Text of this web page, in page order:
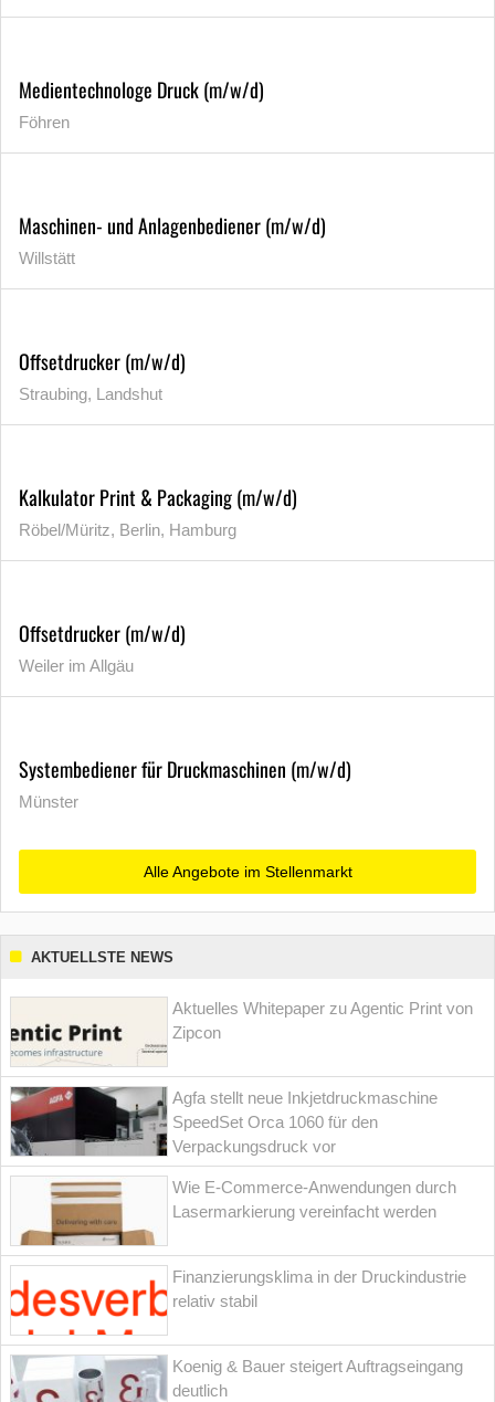
Medientechnologe Druck (m/w/d)
Föhren
Maschinen- und Anlagenbediener (m/w/d)
Willstätt
Offsetdrucker (m/w/d)
Straubing, Landshut
Kalkulator Print & Packaging (m/w/d)
Röbel/Müritz, Berlin, Hamburg
Offsetdrucker (m/w/d)
Weiler im Allgäu
Systembediener für Druckmaschinen (m/w/d)
Münster
Alle Angebote im Stellenmarkt
AKTUELLSTE NEWS
Aktuelles Whitepaper zu Agentic Print von
Zipcon
Agfa stellt neue Inkjetdruckmaschine
SpeedSet Orca 1060 für den
Verpackungsdruck vor
Wie E-Commerce-Anwendungen durch
Lasermarkierung vereinfacht werden
Finanzierungsklima in der Druckindustrie
relativ stabil
Koenig & Bauer steigert Auftragseingang
deutlich